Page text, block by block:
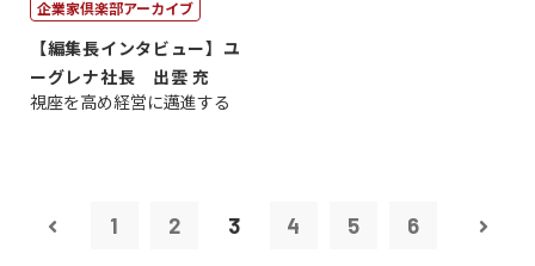
企業家倶楽部アーカイブ
【編集長インタビュー】ユ
ーグレナ社長 出雲 充
視座を高め経営に邁進する
1 2 3 4 5 6